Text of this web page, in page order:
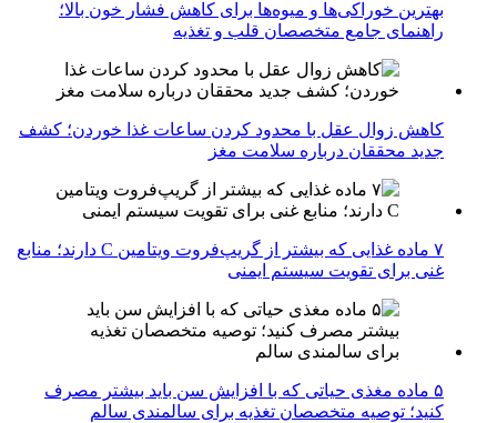
بهترین خوراکی‌ها و میوه‌ها برای کاهش فشار خون بالا؛
راهنمای جامع متخصصان قلب و تغذیه
کاهش زوال عقل با محدود کردن ساعات غذا خوردن؛ کشف
جدید محققان درباره سلامت مغز
۷ ماده غذایی که بیشتر از گریپ‌فروت ویتامین C دارند؛ منابع
غنی برای تقویت سیستم ایمنی
۵ ماده مغذی حیاتی که با افزایش سن باید بیشتر مصرف
کنید؛ توصیه متخصصان تغذیه برای سالمندی سالم